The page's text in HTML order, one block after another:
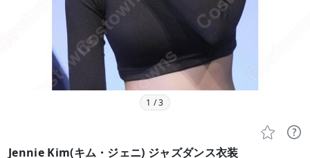
1 /3
 
Jennie Kim(キム・ジェニ) ジャズダンス衣装